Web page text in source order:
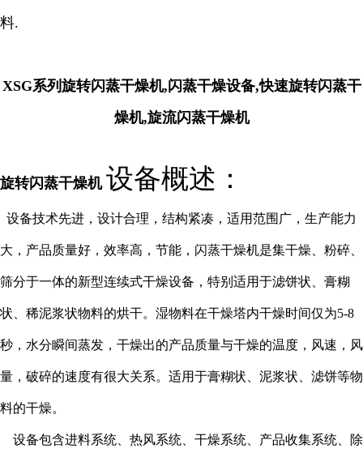
料.
XSG系列旋转闪蒸干燥机,闪蒸干燥设备,快速旋转闪蒸干
燥机,旋流闪蒸干燥机
旋转闪蒸干燥机 设备概述：
设备技术先进，设计合理，结构紧凑，适用范围广，生产能力
大，产品质量好，效率高，节能，闪蒸干燥机是集干燥、粉碎、
筛分于一体的新型连续式干燥设备，特别适用于滤饼状、膏糊
状、稀泥浆状物料的烘干。湿物料在干燥塔内干燥时间仅为5-8
秒，水分瞬间蒸发，干燥出的产品质量与干燥的温度，风速，风
量，破碎的速度有很大关系。适用于膏糊状、泥浆状、滤饼等物
料的干燥。
设备包含进料系统、热风系统、干燥系统、产品收集系统、除